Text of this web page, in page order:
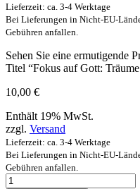
Lieferzeit: ca. 3-4 Werktage
Bei Lieferungen in Nicht-EU-
Gebühren anfallen.
Sehen Sie eine ermutigende
Titel “Fokus auf Gott:
10,00 €
Enthält 19% MwSt.
zzgl. Versand
Lieferzeit: ca. 3-4 Werktage
Bei Lieferungen in Nicht-EU-
Gebühren anfallen.